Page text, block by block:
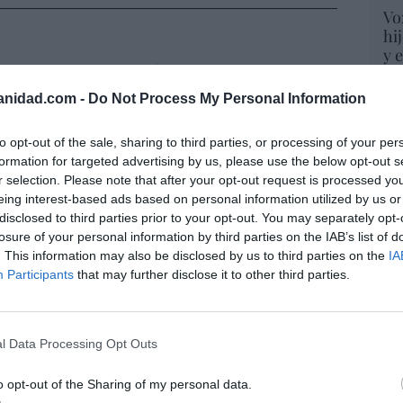
- Do Not Process My Personal Information
opt-out of the sale, sharing to third parties, or processing of your
for targeted advertising by us, please use the below opt-out
selection. Please note that after your opt-out request is processed
interest-based ads based on personal information utilized by us
to third parties prior to your opt-out. You may separately
of your personal information by third parties on the IAB’s list of
This information may also be disclosed by us to third parties on the
Participants that may further disclose it to other third parties.
Data Processing Opt Outs
opt-out of the Sharing of my personal data.
para ti, para mí, para todos, ¡por tu
en la boya
08/26 06:00
y